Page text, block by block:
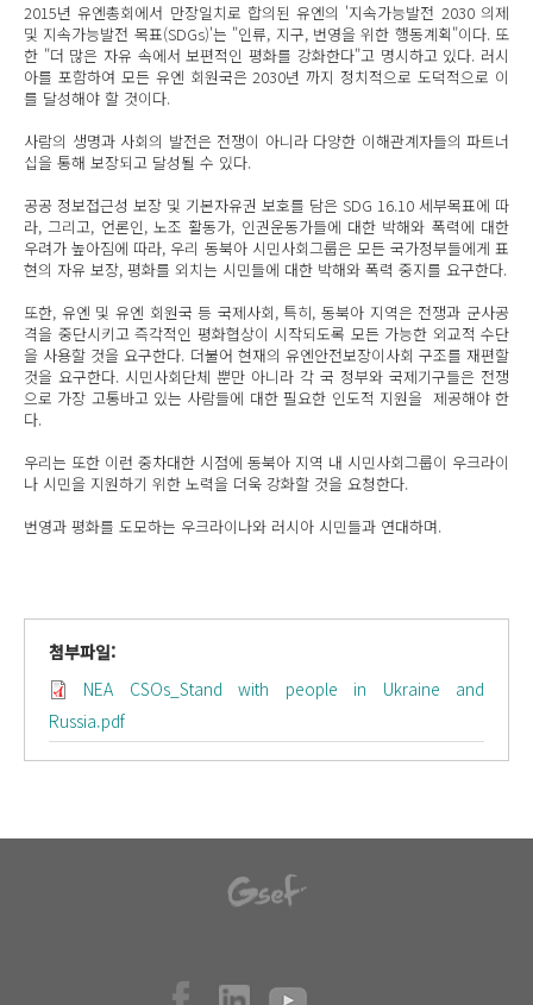
2015년 유엔총회에서 만장일치로 합의된 유엔의 '지속가능발전 2030 의제
및 지속가능발전 목표(SDGs)'는 "인류, 지구, 번영을 위한 행동계획"이다. 또
한 "더 많은 자유 속에서 보편적인 평화를 강화한다"고 명시하고 있다. 러시
아를 포함하여 모든 유엔 회원국은 2030년 까지 정치적으로 도덕적으로 이
를 달성해야 할 것이다.
사람의 생명과 사회의 발전은 전쟁이 아니라 다양한 이해관계자들의 파트너
십을 통해 보장되고 달성될 수 있다.
공공 정보접근성 보장 및 기본자유권 보호를 담은 SDG 16.10 세부목표에 따
라, 그리고, 언론인, 노조 활동가, 인권운동가들에 대한 박해와 폭력에 대한
우려가 높아짐에 따라, 우리 동북아 시민사회그룹은 모든 국가정부들에게 표
현의 자유 보장, 평화를 외치는 시민들에 대한 박해와 폭력 중지를 요구한다.
또한, 유엔 및 유엔 회원국 등 국제사회, 특히, 동북아 지역은 전쟁과 군사공
격을 중단시키고 즉각적인 평화협상이 시작되도록 모든 가능한 외교적 수단
을 사용할 것을 요구한다. 더불어 현재의 유엔안전보장이사회 구조를 재편할
것을 요구한다. 시민사회단체 뿐만 아니라 각 국 정부와 국제기구들은 전쟁
으로 가장 고통바고 있는 사람들에 대한 필요한 인도적 지원을 제공해야 한
다.
우리는 또한 이런 중차대한 시점에 동북아 지역 내 시민사회그룹이 우크라이
나 시민을 지원하기 위한 노력을 더욱 강화할 것을 요청한다.
번영과 평화를 도모하는 우크라이나와 러시아 시민들과 연대하며.
첨부파일:
NEA CSOs_Stand with people in Ukraine and
Russia.pdf